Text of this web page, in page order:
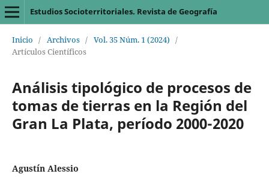
Estudios Socioterritoriales. Revista de Geografía
Inicio / Archivos / Vol. 35 Núm. 1 (2024) /
Artículos Científicos
Análisis tipológico de procesos de
tomas de tierras en la Región del
Gran La Plata, período 2000-2020
Agustín Alessio